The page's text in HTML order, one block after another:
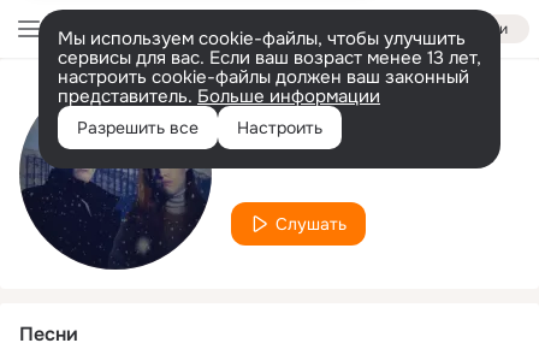
Войти
Мы используем cookie-файлы, чтобы улучшить
сервисы для вас. Если ваш возраст менее 13 лет,
настроить cookie-файлы должен ваш законный
представитель. Больше информации
Разрешить все Настроить
Исполнитель
Галина Мазова
Слушать
Песни